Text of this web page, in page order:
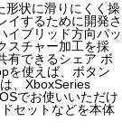
形状に滑りにくく操
イするために開発さ
イブリッド方向パッ
スチャー加工を採
有できるシェア ボ
を使えば、ボタン
、XboxSeries
でお使いいただけ
セットなどを本体